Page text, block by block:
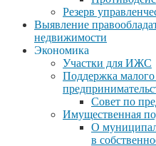
Резерв
Выявление
недвижимости
Экономика
Участки для ИЖС
Поддержка малого
Совет по
Имущественная
О
в